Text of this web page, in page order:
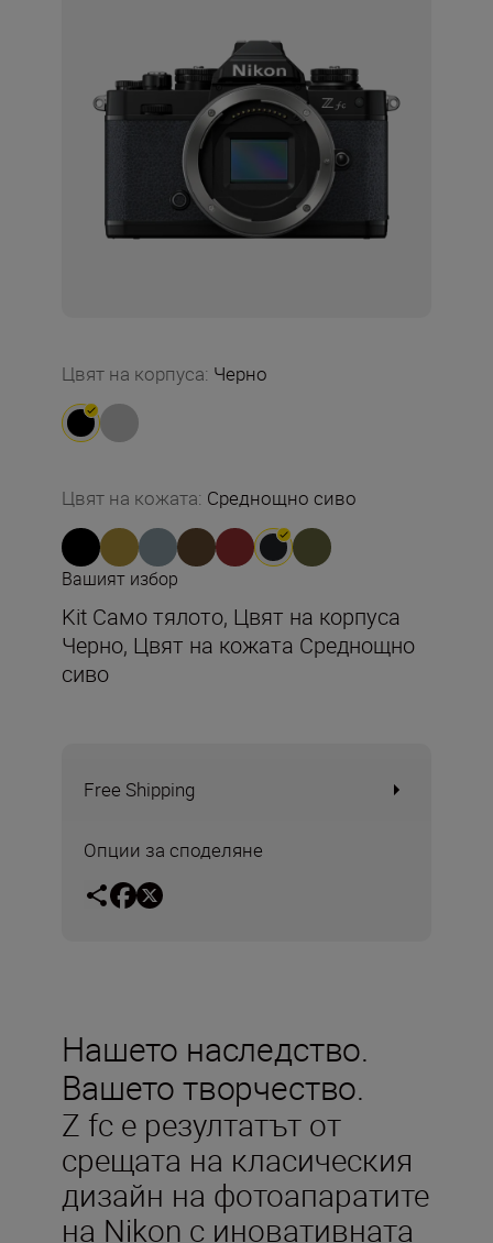
Цвят на корпуса: Черно
Цвят на кожата: Среднощно сиво
Вашият избор
Kit Само тялото, Цвят на корпуса
Черно, Цвят на кожата Среднощно
сиво
Free Shipping
Опции за споделяне
Нашето наследство.
Вашето творчество.
Z fc е резултатът от
срещата на класическия
дизайн на фотоапаратите
на Nikon с иновативната